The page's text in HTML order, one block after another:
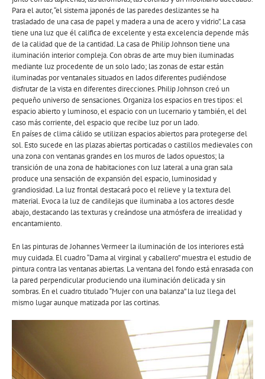
Para el autor, “el sistema japonés de las paredes deslizantes se ha
trasladado de una casa de papel y madera a una de acero y vidrio”. La casa
tiene una luz que él califica de excelente y esta excelencia depende más
de la calidad que de la cantidad. La casa de Philip Johnson tiene una
iluminación interior compleja. Con obras de arte muy bien iluminadas
mediante luz procedente de un solo lado; las zonas de estar están
iluminadas por ventanales situados en lados diferentes pudiéndose
disfrutar de la vista en diferentes direcciones. Philip Johnson creó un
pequeño universo de sensaciones. Organiza los espacios en tres tipos: el
espacio abierto y luminoso, el espacio con un lucernario y también, el del
caso más corriente, del espacio que recibe luz por un lado.
En países de clima cálido se utilizan espacios abiertos para protegerse del
sol. Esto sucede en las plazas abiertas porticadas o castillos medievales con
una zona con ventanas grandes en los muros de lados opuestos; la
transición de una zona de habitaciones con luz lateral a una gran sala
produce una sensación de expansión del espacio, luminosidad y
grandiosidad. La luz frontal destacará poco el relieve y la textura del
material. Evoca la luz de candilejas que iluminaba a los actores desde
abajo, destacando las texturas y creándose una atmósfera de irrealidad y
encantamiento.
En las pinturas de Johannes Vermeer la iluminación de los interiores está
muy cuidada. El cuadro “Dama al virginal y caballero” muestra el estudio de
pintura contra las ventanas abiertas. La ventana del fondo está enrasada con
la pared perpendicular produciendo una iluminación delicada y sin
sombras. En el cuadro titulado “Mujer con una balanza” la luz llega del
mismo lugar aunque matizada por las cortinas.